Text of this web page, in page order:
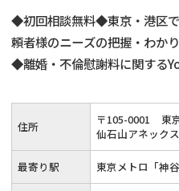
◆初回相談無料◆東京・港区
頼者様のニーズの把握・わか
◆離婚・不倫慰謝料に関する
住所 〒105-0001
東
仙石山アネック
最寄り駅 東京メトロ「神